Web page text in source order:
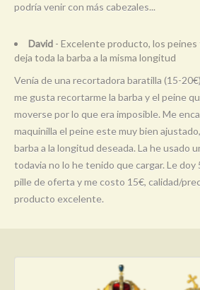
podría venir con más cabezales...
David - Excelente producto, los
deja toda la barba a la misma longitud
Venía de una recortadora baratilla (15-
me gusta recortarme la barba y el peine
moverse por lo que era imposible. Me
maquinilla el peine este muy bien
barba a la longitud deseada. La he usado
todavia no lo he tenido que cargar. Le doy
pille de oferta y me costo 15€, calidad/
producto excelente.